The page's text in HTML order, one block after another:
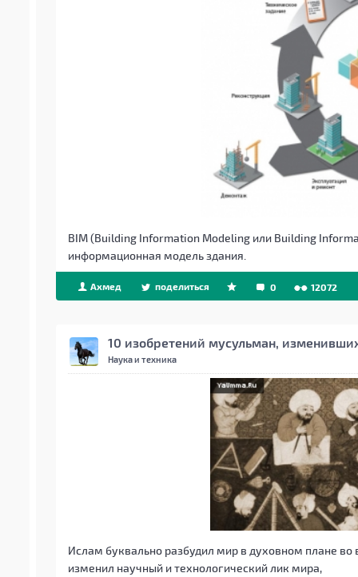
BIM (Building Information Modeling или Building
информационная модель здания.
Ахмед поделиться 0 12072
10 изобретений мусульман,
Наука и техника
Ислам буквально разбудил мир в духовном плане
изменил научный и технологический лик мира,